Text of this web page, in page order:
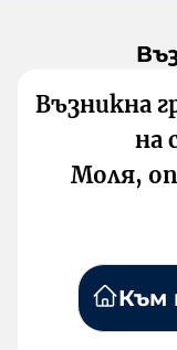
Възникна
на
Моля,
Към